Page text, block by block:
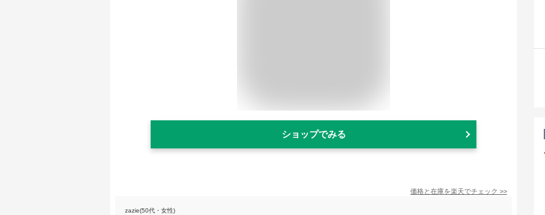
ショップでみる
価格と在庫を楽天でチェック >>
zazie(50代・女性)